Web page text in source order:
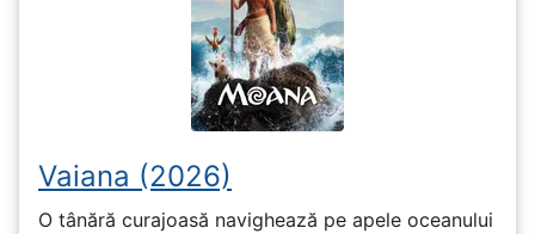
Vaiana (2026)
O tânără curajoasă navighează pe apele oceanului